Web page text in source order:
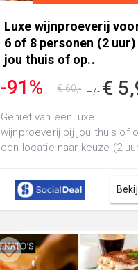
Luxe wijnproeverij
6 of 8 personen (2
jou thuis of op..
-91% +/- €
€ 60,-
Geniet van een luxe
wijnproeverij bij jou thuis of
een locatie naar keuze (2
Primo-Vin:...